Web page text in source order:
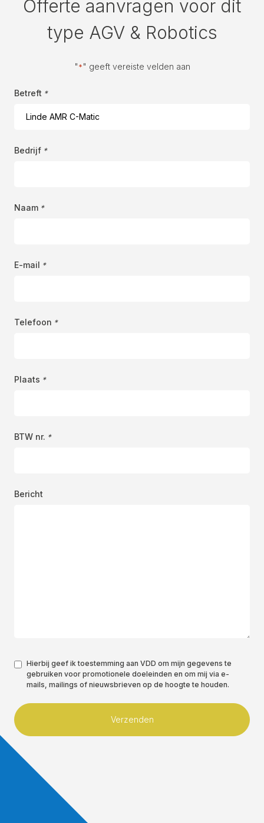
Offerte aanvragen voor dit
type AGV & Robotics
"*" geeft vereiste velden aan
Betreft *
Bedrijf *
Naam *
E-mail *
Telefoon *
Plaats *
BTW nr. *
Bericht
Toestemming
*
Hierbij geef ik toestemming aan VDD om mijn gegevens te
gebruiken voor promotionele doeleinden en om mij via e-
mails, mailings of nieuwsbrieven op de hoogte te houden.